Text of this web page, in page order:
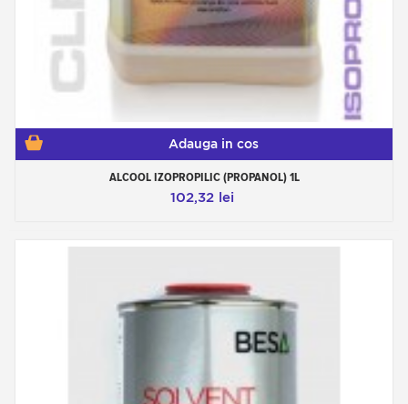
Adauga in cos
ALCOOL IZOPROPILIC (PROPANOL) 1L
102,32 lei